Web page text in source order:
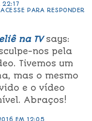
22:17
ACESSE PARA RESPONDER
na TV says:
nos pela
Tivemos um
mas o mesmo
e o vídeo
Abraços!
EM 12:05